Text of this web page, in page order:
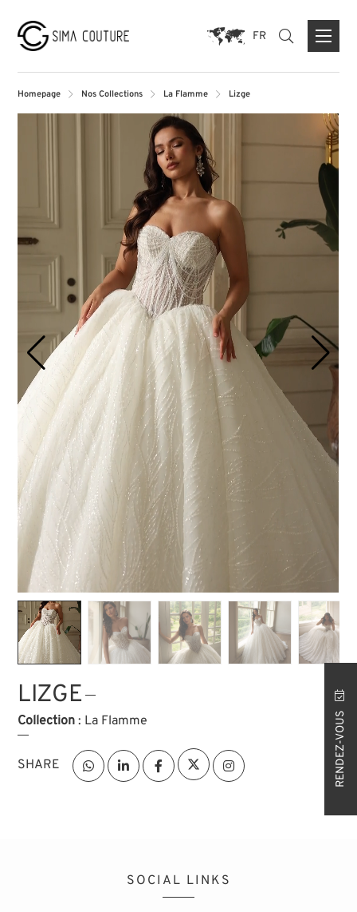
À PROPOS DE NOUS
PRESSE
FORMULAIRE DE CONTACT
MAGASIN PHARE DUISBURG
MAGASIN PARIS
MAGASIN MUNICH
MAGASIN ISTANBUL
FR
RENDEZ-VOUS
Homepage Nos Collections La Flamme Lizge
LIZGE
Collection : La Flamme
SHARE
SOCIAL LINKS